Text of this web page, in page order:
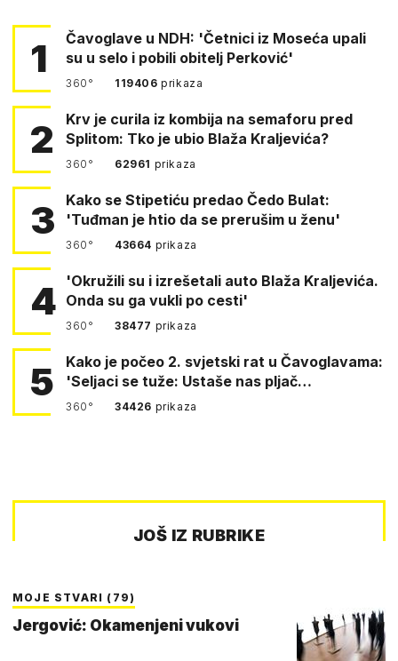
1
Čavoglave u NDH: 'Četnici iz Moseća upali
su u selo i pobili obitelj Perković'
360° 119406prikaza
2
Krv je curila iz kombija na semaforu pred
Splitom: Tko je ubio Blaža Kraljevića?
360° 62961 prikaza
3
Kako se Stipetiću predao Čedo Bulat:
'Tuđman je htio da se prerušim u ženu'
360° 43664 prikaza
4
'Okružili su i izrešetali auto Blaža Kraljevića.
Onda su ga vukli po cesti'
360° 38477 prikaza
5
Kako je počeo 2. svjetski rat u Čavoglavama:
'Seljaci se tuže: Ustaše nas pljač…
360° 34426 prikaza
JOŠ IZ RUBRIKE
MOJE STVARI (79)
Jergović: Okamenjeni vukovi